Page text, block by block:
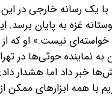
یک رسانه خارجی در
غزه به پایان برسد.
خواسته‌ای نیست.» او
به نماینده حوثی‌ها در
خبر داد اما هشدار
با همه ابزارهای ممکن